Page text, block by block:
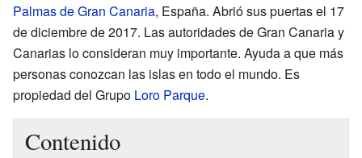
Palmas de Gran Canaria, España. Abrió sus puertas el 17
de diciembre de 2017. Las autoridades de Gran Canaria y
Canarias lo consideran muy importante. Ayuda a que más
personas conozcan las islas en todo el mundo. Es
propiedad del Grupo Loro Parque.
Contenido